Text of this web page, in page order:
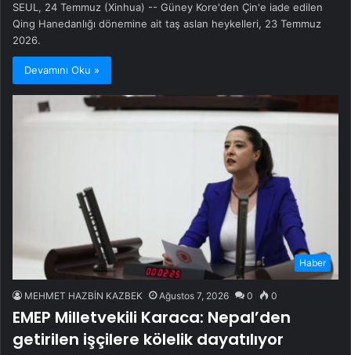
SEUL, 24 Temmuz (Xinhua) -- Güney Kore'den Çin'e iade edilen
Qing Hanedanlığı dönemine ait taş aslan heykelleri, 23 Temmuz
2026.
Devamını Oku »
Haber
MEHMET HAZBİN KAZBEK Ağustos 7, 2026 0 0
EMEP Milletvekili Karaca: Nepal’den
getirilen işçilere kölelik dayatılıyor